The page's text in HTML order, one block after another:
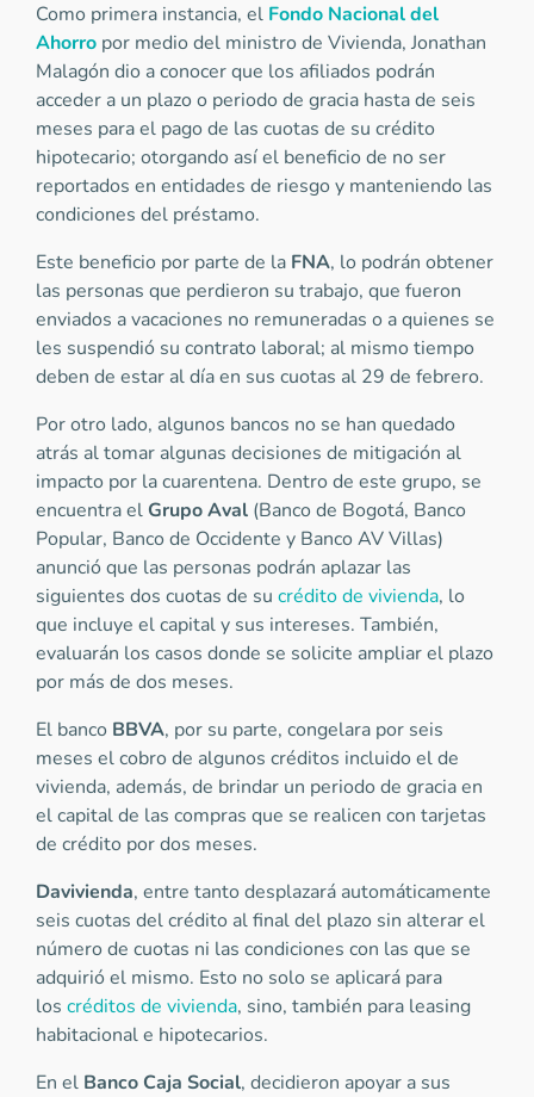
Como primera instancia, el Fondo Nacional del
Ahorro por medio del ministro de Vivienda, Jonathan
Malagón dio a conocer que los afiliados podrán
acceder a un plazo o periodo de gracia hasta de seis
meses para el pago de las cuotas de su crédito
hipotecario; otorgando así el beneficio de no ser
reportados en entidades de riesgo y manteniendo las
condiciones del préstamo.
Este beneficio por parte de la FNA, lo podrán obtener
las personas que perdieron su trabajo, que fueron
enviados a vacaciones no remuneradas o a quienes se
les suspendió su contrato laboral; al mismo tiempo
deben de estar al día en sus cuotas al 29 de febrero.
Por otro lado, algunos bancos no se han quedado
atrás al tomar algunas decisiones de mitigación al
impacto por la cuarentena. Dentro de este grupo, se
encuentra el Grupo Aval (Banco de Bogotá, Banco
Popular, Banco de Occidente y Banco AV Villas)
anunció que las personas podrán aplazar las
siguientes dos cuotas de su crédito de vivienda, lo
que incluye el capital y sus intereses. También,
evaluarán los casos donde se solicite ampliar el plazo
por más de dos meses.
El banco BBVA, por su parte, congelara por seis
meses el cobro de algunos créditos incluido el de
vivienda, además, de brindar un periodo de gracia en
el capital de las compras que se realicen con tarjetas
de crédito por dos meses.
Davivienda, entre tanto desplazará automáticamente
seis cuotas del crédito al final del plazo sin alterar el
número de cuotas ni las condiciones con las que se
adquirió el mismo. Esto no solo se aplicará para
los créditos de vivienda, sino, también para leasing
habitacional e hipotecarios.
En el Banco Caja Social, decidieron apoyar a sus